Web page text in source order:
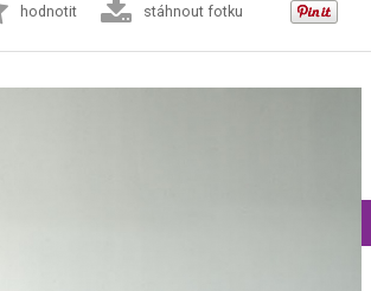
hodnotit stáhnout fotku